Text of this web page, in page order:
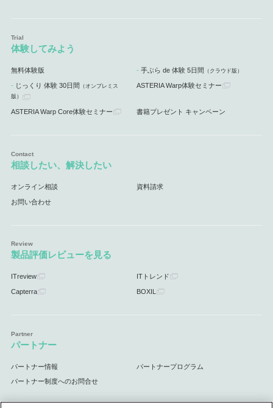
体験してみよう
無料体験版 手ぶら de 体験 5日間 （クラウド版）
じっくり 体験 30日間 （オンプレミス
版）
ASTERIA Warp体験セミナー
ASTERIA Warp Core体験セミナー 書籍プレゼント キャンペーン
相談したい、解決したい
オンライン相談 資料請求
お問い合わせ
製品評価レビューを見る
ITreview ITトレンド
Capterra BOXIL
パートナー
パートナー情報 パートナープログラム
パートナー制度へのお問合せ